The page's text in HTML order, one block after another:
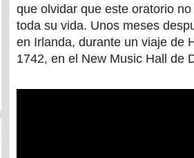
que olvidar que este oratorio
toda su vida. Unos meses
en Irlanda, durante un viaje de
1742, en el New Music Hall de